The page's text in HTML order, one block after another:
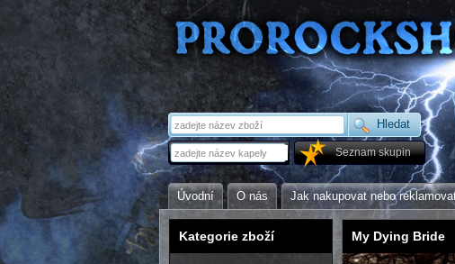
Seznam skupin
Úvodní O nás Jak nakupovat nebo
My Dying Bride
Kategorie zboží